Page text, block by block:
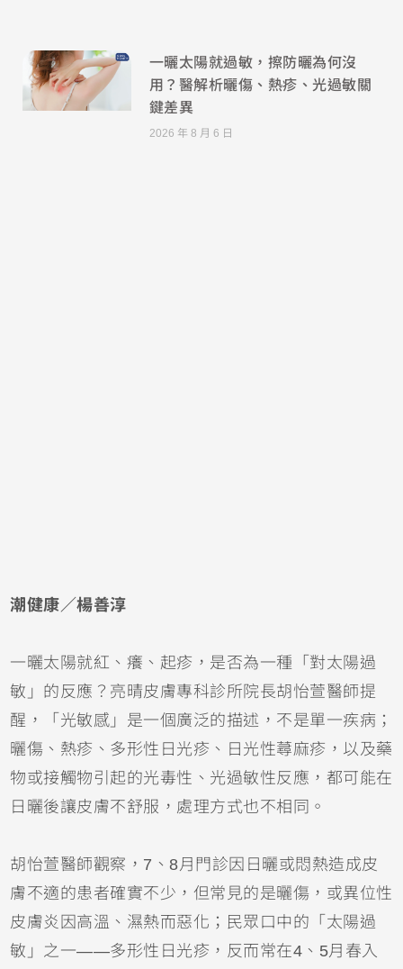
一曬太陽就過敏，擦防曬為何沒
用？醫解析曬傷、熱疹、光過敏關
鍵差異
2026 年 8 月 6 日
潮健康／楊善淳
一曬太陽就紅、癢、起疹，是否為一種「對太陽過
敏」的反應？亮晴皮膚專科診所院長胡怡萱醫師提
醒，「光敏感」是一個廣泛的描述，不是單一疾病；
曬傷 、熱疹、多形性日光疹、日光性蕁麻疹 ，以及藥
物或接觸物引起的光毒性、光過敏性反應，都可能在
日曬後讓皮膚不舒服，處理方式也不相同。
胡怡萱醫師觀察，7、8月門診因日曬或悶熱造成皮
膚不適的患者確實不少，但常見的是曬傷，或異位性
皮膚炎 因高溫、濕熱而惡化；民眾口中的「太陽過
敏」之一——多形性日光疹，反而常在4、5月春入